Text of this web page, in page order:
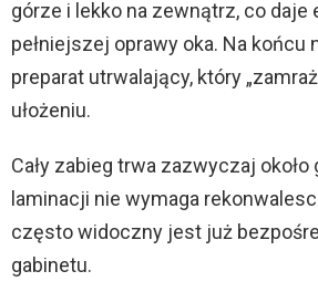
górze i lekko na zewnątrz, co daje
pełniejszej oprawy oka. Na końcu
preparat utrwalający, który
ułożeniu.
Cały zabieg trwa zazwyczaj około
laminacji nie wymaga
często widoczny jest już
gabinetu.